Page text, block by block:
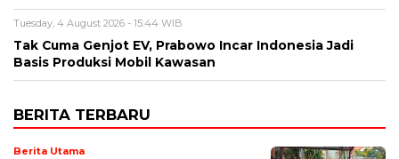
Tuesday, 4 August 2026 - 15:44 WIB
Tak Cuma Genjot EV, Prabowo Incar Indonesia Jadi
Basis Produksi Mobil Kawasan
BERITA TERBARU
Berita Utama